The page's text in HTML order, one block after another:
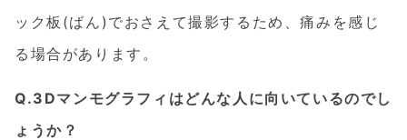
ック板(ばん)でおさえて撮影するため、痛みを感じ
る場合があります。
Q.3Dマンモグラフィはどんな人に向いているのでし
ょうか？